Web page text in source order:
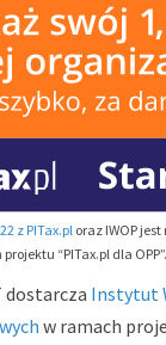
z PITax.ploraz IWOP
“PITax.pl dla OPP”.
dostarcza Instytut
w ramach